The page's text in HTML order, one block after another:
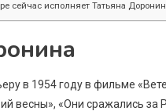
сейчас исполняет Татьяна
в 1954 году в фильме
весны», «Они сражались за